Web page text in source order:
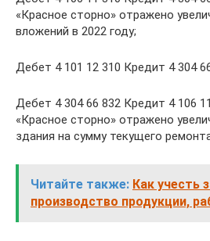
«Красное сторно» отражено
вложений в 2022 году;
Дебет 4 101 12 310 Кредит 4 304
Дебет 4 304 66 832 Кредит 4 106
«Красное сторно» отражено
здания на сумму текущего
Читайте также: Как учесть
производство продукции,